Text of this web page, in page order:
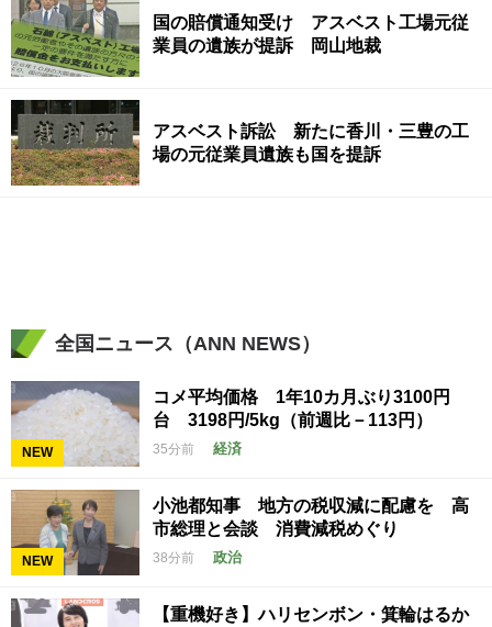
国の賠償通知受け アスベスト工場元従
業員の遺族が提訴 岡山地裁
アスベスト訴訟 新たに香川・三豊の工
場の元従業員遺族も国を提訴
全国ニュース（ANN NEWS）
NEW
コメ平均価格 1年10カ月ぶり3100円
台 3198円/5kg（前週比－113円）
35分前 経済
NEW
小池都知事 地方の税収減に配慮を 高
市総理と会談 消費減税めぐり
38分前 政治
【重機好き】ハリセンボン・箕輪はるか